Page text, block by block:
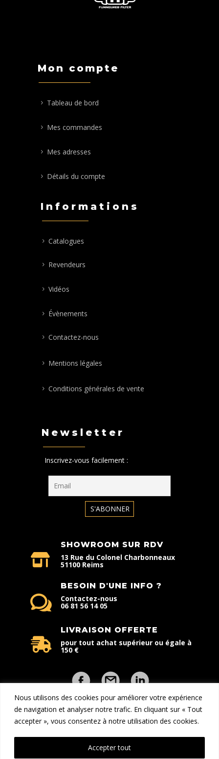
Nous utilisons des cookies pour améliorer votre expérience
de navigation et analyser notre trafic. En cliquant sur « Tout
accepter », vous consentez à notre utilisation des cookies.
Accepter tout
Mon compte
Tableau de bord
Mes commandes
Mes adresses
Détails du compte
Informations
Catalogues
Revendeurs
Vidéos
Évènements
Contactez-nous
Mentions légales
Conditions générales de vente
Newsletter
Inscrivez-vous facilement :
SHOWROOM SUR RDV
13 Rue du Colonel Charbonneaux
51100 Reims
BESOIN D'UNE INFO ?
Contactez-nous
06 81 56 14 05
LIVRAISON OFFERTE
pour tout achat supérieur ou égale à
150 €
Copyright © 2026 - Explorcom | Tous droits réservés | Une